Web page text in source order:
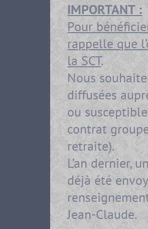
IMPORTANT :
Pour
rappelle que
la SCT.
Nous
diffusées
ou
contrat
retraite).
L’an dernier,
déjà été
Jean-Claude.